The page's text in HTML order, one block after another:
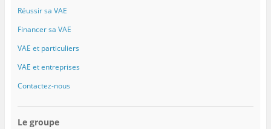
Réussir sa VAE
Financer sa VAE
VAE et particuliers
VAE et entreprises
Contactez-nous
Le groupe